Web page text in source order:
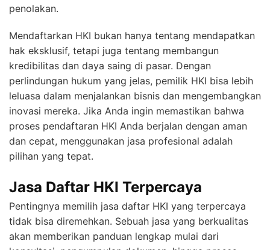
penolakan.
Mendaftarkan HKI bukan hanya tentang mendapatkan
hak eksklusif, tetapi juga tentang membangun
kredibilitas dan daya saing di pasar. Dengan
perlindungan hukum yang jelas, pemilik HKI bisa lebih
leluasa dalam menjalankan bisnis dan mengembangkan
inovasi mereka. Jika Anda ingin memastikan bahwa
proses pendaftaran HKI Anda berjalan dengan aman
dan cepat, menggunakan jasa profesional adalah
pilihan yang tepat.
Jasa Daftar HKI Terpercaya
Pentingnya memilih jasa daftar HKI yang terpercaya
tidak bisa diremehkan. Sebuah jasa yang berkualitas
akan memberikan panduan lengkap mulai dari